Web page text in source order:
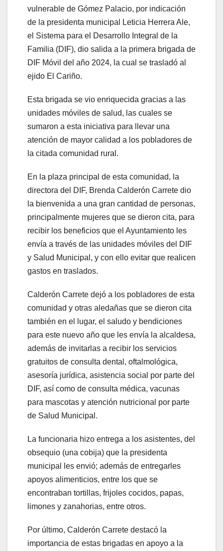
vulnerable de Gómez Palacio, por indicación
de la presidenta municipal Leticia Herrera Ale,
el Sistema para el Desarrollo Integral de la
Familia (DIF), dio salida a la primera brigada de
DIF Móvil del año 2024, la cual se trasladó al
ejido El Cariño.
Esta brigada se vio enriquecida gracias a las
unidades móviles de salud, las cuales se
sumaron a esta iniciativa para llevar una
atención de mayor calidad a los pobladores de
la citada comunidad rural.
En la plaza principal de esta comunidad, la
directora del DIF, Brenda Calderón Carrete dio
la bienvenida a una gran cantidad de personas,
principalmente mujeres que se dieron cita, para
recibir los beneficios que el Ayuntamiento les
envía a través de las unidades móviles del DIF
y Salud Municipal, y con ello evitar que realicen
gastos en traslados.
Calderón Carrete dejó a los pobladores de esta
comunidad y otras aledañas que se dieron cita
también en el lugar, el saludo y bendiciones
para este nuevo año que les envía la alcaldesa,
además de invitarlas a recibir los servicios
gratuitos de consulta dental, oftalmológica,
asesoría jurídica, asistencia social por parte del
DIF, así como de consulta médica, vacunas
para mascotas y atención nutricional por parte
de Salud Municipal.
La funcionaria hizo entrega a los asistentes, del
obsequio (una cobija) que la presidenta
municipal les envió; además de entregarles
apoyos alimenticios, entre los que se
encontraban tortillas, frijoles cocidos, papas,
limones y zanahorias, entre otros.
Por último, Calderón Carrete destacó la
importancia de estas brigadas en apoyo a la